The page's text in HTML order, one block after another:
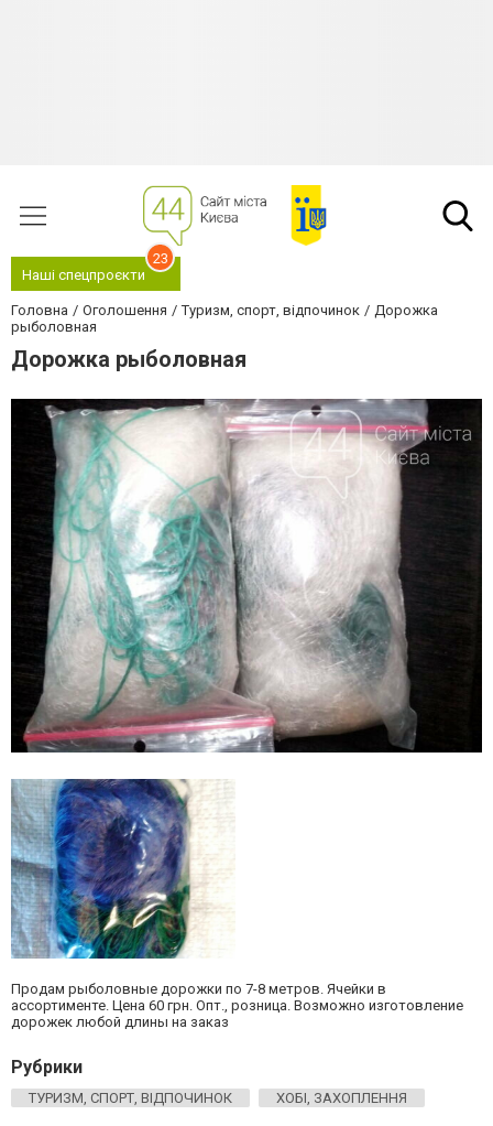
Наші спецпроєкти
23
Головна Оголошення Туризм, спорт, відпочинок
Дорожка
рыболовная
Дорожка рыболовная
Продам рыболовные дорожки по 7-8 метров. Ячейки в
ассортименте. Цена 60 грн. Опт., розница. Возможно изготовление
дорожек любой длины на заказ
Рубрики
ТУРИЗМ, СПОРТ, ВІДПОЧИНОК ХОБІ, ЗАХОПЛЕННЯ